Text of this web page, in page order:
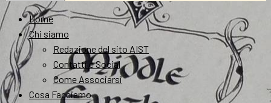
Home
Chi siamo
Redazione del sito AIST
Contatti e Social
Come Associarsi
Cosa Facciamo